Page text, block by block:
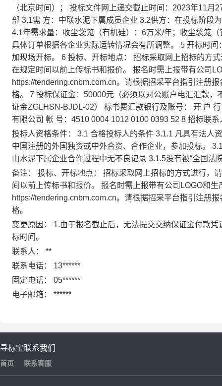
（北京时间）； 投标文件网上递交截止时间：2023年11
部 3.1需 方：中联水泥下属成员企业 3.2供方：在投标阶段
4.1年需求量：收尘袋笼（有机硅）：6万米/年；收尘袋笼
具体订单根据各企业实际运转情况会有所调整。 5 开标时
加现场开标。 6 投标、开标地点： 招标采取网上招标的方
在规定时间以前上传标书和报价。 报名时需上报带有公司
https://tendering.cnbm.com.cn。请根据招采平台指引注册
格。 7 投标保证金：50000元（必须以对公账户电汇汇款
证金ZGLHSN-BJDL-02） 标书费汇款银行及账号： 开 户
有限公司 帐 号：4510 0004 1012 0100 0393 52 8 招标联
投标人资格条件：
3.1 合格投标人的条件 3.1.1 凡具有法人
中国注册的外国独资或中外合资、合作企业，参加投标。
山水泥下属企业合作过程中无不良记录 3.1.5没有被“全国法
备注：
投标、开标地点： 招标采取网上招标的方式进行，
间以前上传标书和报价。 报名时需上报带有公司LOGO和
https://tendering.cnbm.com.cn。请根据招采平台指引注册
格。
变更原因：
1.由于报名截止后，无法提交交纳保证金付款
标时间。
联系人：
**
联系电话：
13******
固定电话：
05******
电子邮箱：
******
寻标宝
首页
联系我们
联系客服